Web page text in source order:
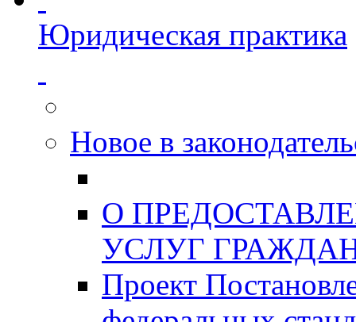
Юридическая практика
Новое в
О
УСЛУГ
Проект